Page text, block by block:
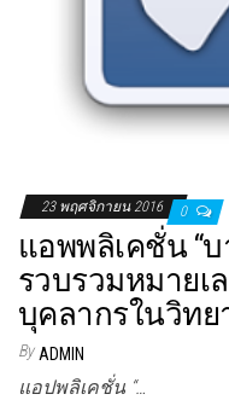
23 พฤศจิกายน 2016 0
แอพพลิเคชั่น “
รวบรวมหมายเ
บุคลากรในวิท
By ADMIN
แอปพลิเคชั่น “…